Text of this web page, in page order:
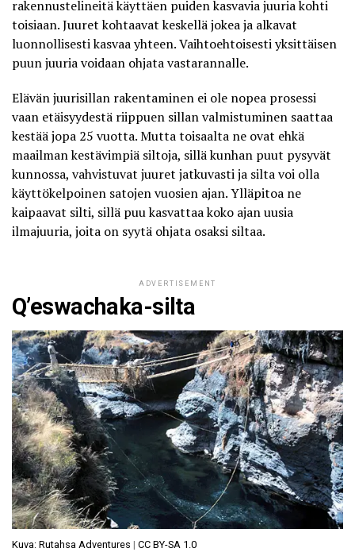
rakennustelineitä käyttäen puiden kasvavia juuria kohti
toisiaan. Juuret kohtaavat keskellä jokea ja alkavat
luonnollisesti kasvaa yhteen. Vaihtoehtoisesti yksittäisen
puun juuria voidaan ohjata vastarannalle.
Elävän juurisillan rakentaminen ei ole nopea prosessi
vaan etäisyydestä riippuen sillan valmistuminen saattaa
kestää jopa 25 vuotta. Mutta toisaalta ne ovat ehkä
maailman kestävimpiä siltoja, sillä kunhan puut pysyvät
kunnossa, vahvistuvat juuret jatkuvasti ja silta voi olla
käyttökelpoinen satojen vuosien ajan. Ylläpitoa ne
kaipaavat silti, sillä puu kasvattaa koko ajan uusia
ilmajuuria, joita on syytä ohjata osaksi siltaa.
ADVERTISEMENT
Q’eswachaka-silta
Kuva: Rutahsa Adventures | CC BY-SA 1.0